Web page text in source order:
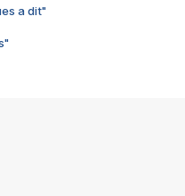
a dit"